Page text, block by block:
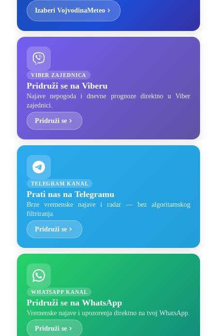
Izaberi VojvodinaMeteo
VIBER ZAJEDNICA
Pridruži se na Viberu
Najave nepogoda i dnevne prognoze direktno u Viber
zajednici.
Pridruži se
TELEGRAM KANAL
Prati nas na Telegramu
Brze vremenske najave i radar — bez algoritamskog
filtriranja.
Pridruži se
WHATSAPP KANAL
Pridruži se na WhatsApp
Vremenske najave i upozorenja direktno na tvoj WhatsApp.
Pridruži se